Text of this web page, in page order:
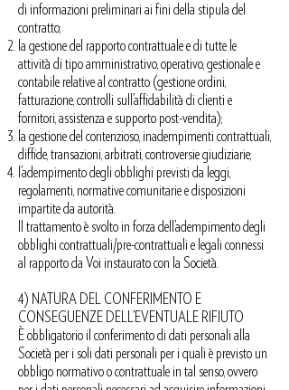
di informazioni preliminari ai fini della stipula del
contratto;
la gestione del rapporto contrattuale e di tutte le
attività di tipo amministrativo, operativo, gestionale e
contabile relative al contratto (gestione ordini,
fatturazione, controlli sull’affidabilità di clienti e
fornitori, assistenza e supporto post-vendita);
la gestione del contenzioso, inadempimenti contrattuali,
diffide, transazioni, arbitrati, controversie giudiziarie;
l’adempimento degli obblighi previsti da leggi,
regolamenti, normative comunitarie e disposizioni
impartite da autorità.
Il trattamento è svolto in forza dell’adempimento degli
obblighi contrattuali/pre-contrattuali e legali connessi
al rapporto da Voi instaurato con la Società.
4) NATURA DEL CONFERIMENTO E
CONSEGUENZE DELL’EVENTUALE RIFIUTO
È obbligatorio il conferimento di dati personali alla
Società per i soli dati personali per i quali è previsto un
obbligo normativo o contrattuale in tal senso, ovvero